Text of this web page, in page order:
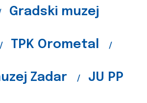
Gradski muzej
TPK Orometal /
Zadar / JU PP